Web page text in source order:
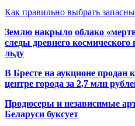
Как правильно выбрать
Землю накрыло облако
следы древнего
льду
В Бресте на аукционе продан
центре города за 2,7 млн
Продюсеры и независимые
Беларуси буксует